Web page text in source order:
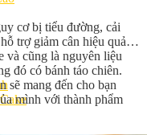
cơ bị tiểu đường, cải
trợ giảm cân hiệu quả…
và cũng là nguyên liệu
đó có bánh táo chiên.
sẽ mang đến cho bạn
mình với thành phẩm